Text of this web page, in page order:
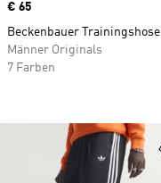
Price
€ 65
Beckenbauer Trainingshose
Männer Originals
7 Farben